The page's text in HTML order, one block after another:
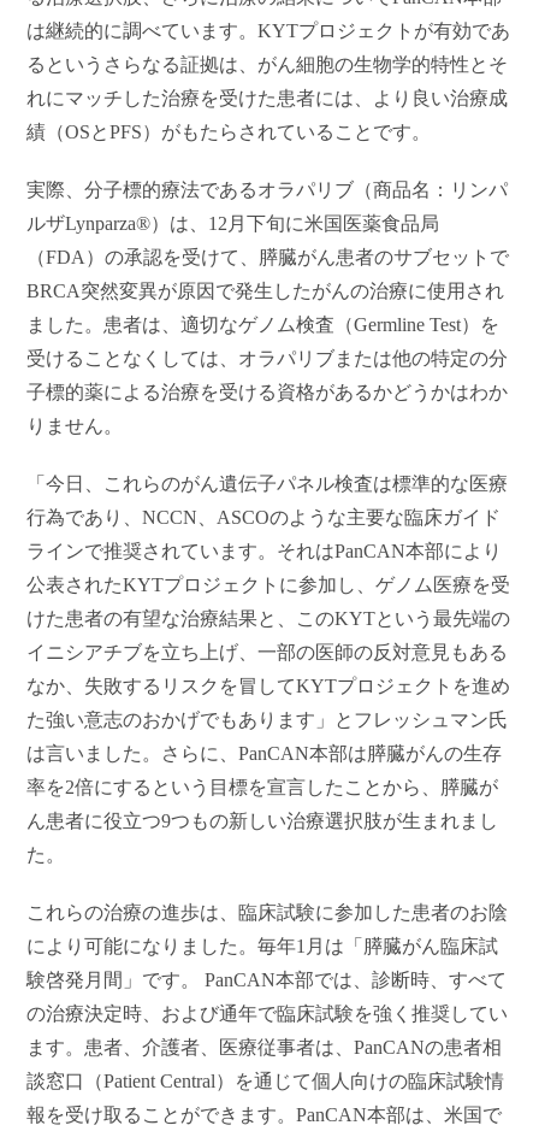
は継続的に調べています。KYTプロジェクトが有効であ
るというさらなる証拠は、がん細胞の生物学的特性とそ
れにマッチした治療を受けた患者には、より良い治療成
績（OSとPFS）がもたらされていることです。
実際、分子標的療法であるオラパリブ（商品名：リンパ
ルザLynparza®）は、12月下旬に米国医薬食品局
（FDA）の承認を受けて、膵臓がん患者のサブセットで
BRCA突然変異が原因で発生したがんの治療に使用され
ました。患者は、適切なゲノム検査（Germline Test）を
受けることなくしては、オラパリブまたは他の特定の分
子標的薬による治療を受ける資格があるかどうかはわか
りません。
「今日、これらのがん遺伝子パネル検査は標準的な医療
行為であり、NCCN、ASCOのような主要な臨床ガイド
ラインで推奨されています。それはPanCAN本部により
公表されたKYTプロジェクトに参加し、ゲノム医療を受
けた患者の有望な治療結果と、このKYTという最先端の
イニシアチブを立ち上げ、一部の医師の反対意見もある
なか、失敗するリスクを冒してKYTプロジェクトを進め
た強い意志のおかげでもあります」とフレッシュマン氏
は言いました。さらに、PanCAN本部は膵臓がんの生存
率を2倍にするという目標を宣言したことから、膵臓が
ん患者に役立つ9つもの新しい治療選択肢が生まれまし
た。
これらの治療の進歩は、臨床試験に参加した患者のお陰
により可能になりました。毎年1月は「膵臓がん臨床試
験啓発月間」です。 PanCAN本部では、診断時、すべて
の治療決定時、および通年で臨床試験を強く推奨してい
ます。患者、介護者、医療従事者は、PanCANの患者相
談窓口（Patient Central）を通じて個人向けの臨床試験情
報を受け取ることができます。PanCAN本部は、米国で